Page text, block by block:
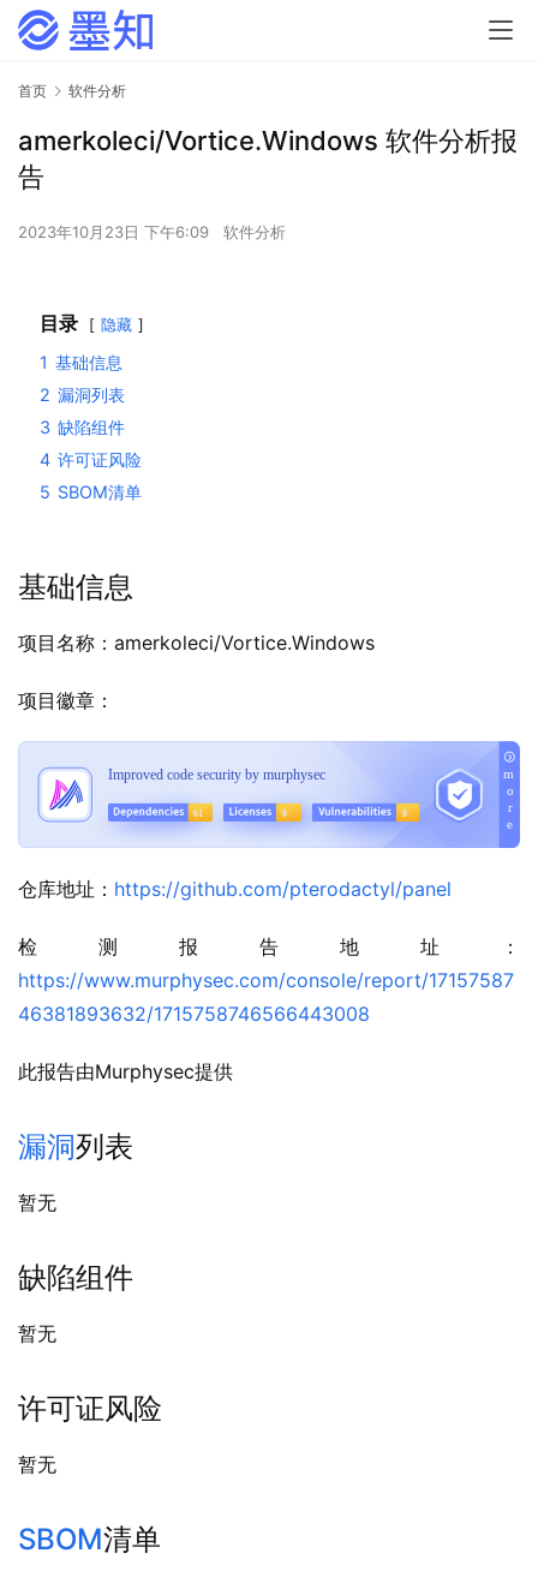
首页 软件分析
amerkoleci/Vortice.Windows 软件分析报
告
2023年10月23日 下午6:09 软件分析
目录 隐藏
1 基础信息
2 漏洞列表
3 缺陷组件
4 许可证风险
5 SBOM清单
基础信息
项目名称：amerkoleci/Vortice.Windows
项目徽章：
仓库地址： https://github.com/pterodactyl/panel
检测报告地址：
https://www.murphysec.com/console/report/17157587
46381893632/1715758746566443008
此报告由Murphysec提供
漏洞列表
暂无
缺陷组件
暂无
许可证风险
暂无
SBOM清单